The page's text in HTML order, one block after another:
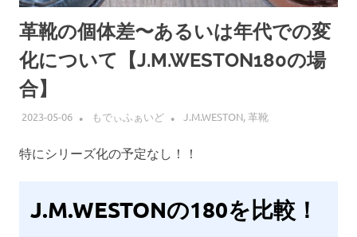
革靴の個体差〜あるいは年代での変
化について【J.M.WESTON180の場
合】
2023-05-06 もでぃふぁいど J.M.WESTON,革靴
特にシリーズ化の予定なし！！
J.M.WESTONの180を比較！